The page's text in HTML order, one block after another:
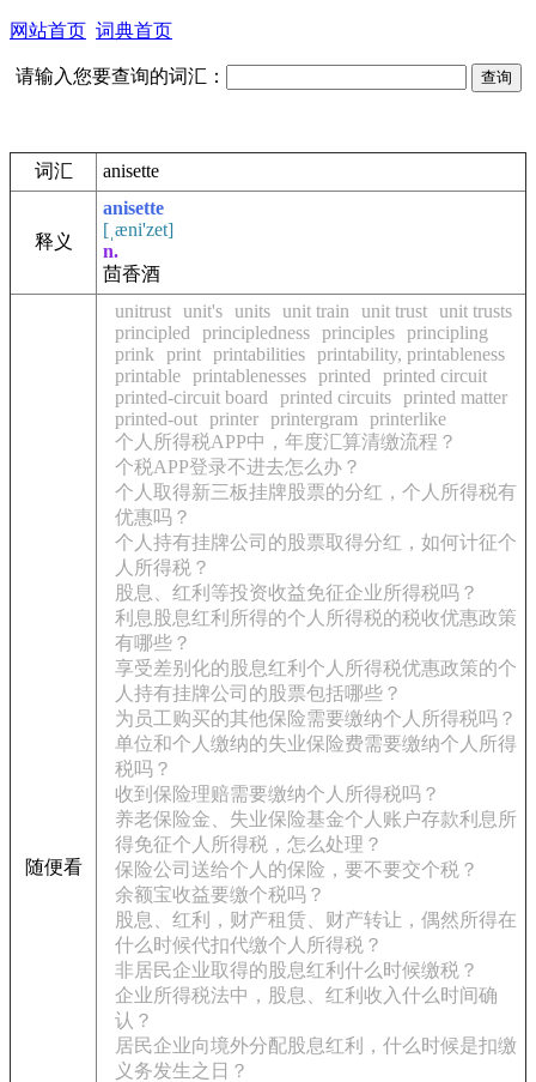
网站首页 词典首页
请输入您要查询的词汇：
词汇 anisette
释义
anisette
[ˌæni'zet]
n.
茴香酒
随便看
unitrust unit's units unit train unit trust unit trusts
principled
principledness principles principling
prink
print printabilities printability, printableness
printable printablenesses printed
printed circuit
printed-circuit board
printed circuits printed matter
printed-out printer printergram
printerlike
个人所得税APP中，年度汇算清缴流程？
个税APP登录不进去怎么办？
个人取得新三板挂牌股票的分红，个人所得税有
优惠吗？
个人持有挂牌公司的股票取得分红，如何计征个
人所得税？
股息、红利等投资收益免征企业所得税吗？
利息股息红利所得的个人所得税的税收优惠政策
有哪些？
享受差别化的股息红利个人所得税优惠政策的个
人持有挂牌公司的股票包括哪些？
为员工购买的其他保险需要缴纳个人所得税吗？
单位和个人缴纳的失业保险费需要缴纳个人所得
税吗？
收到保险理赔需要缴纳个人所得税吗？
养老保险金、失业保险基金个人账户存款利息所
得免征个人所得税，怎么处理？
保险公司送给个人的保险，要不要交个税？
余额宝收益要缴个税吗？
股息、红利，财产租赁、财产转让，偶然所得在
什么时候代扣代缴个人所得税？
非居民企业取得的股息红利什么时候缴税？
企业所得税法中，股息、红利收入什么时间确
认？
居民企业向境外分配股息红利，什么时候是扣缴
义务发生之日？